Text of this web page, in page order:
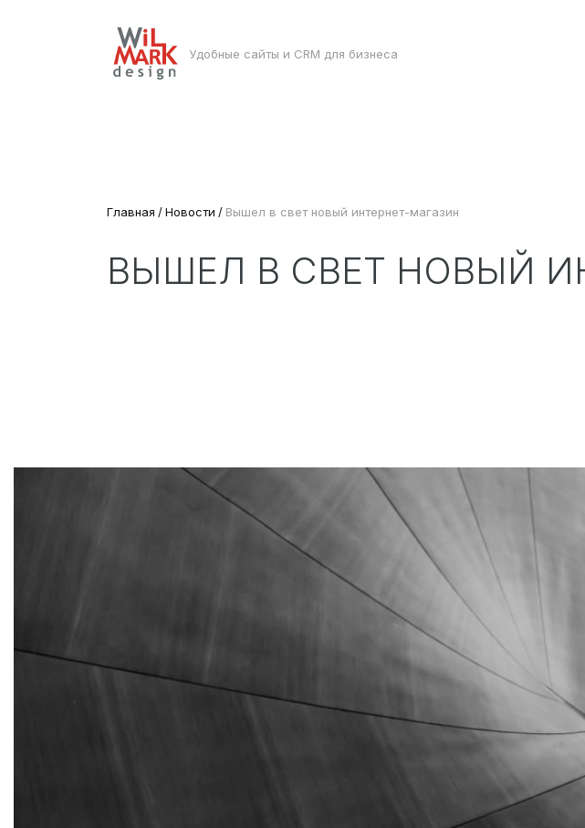
Удобные сайты и CRM для бизнеса
Главная Новости Вышел в свет новый интернет-магазин
ВЫШЕЛ В СВЕТ НОВЫЙ